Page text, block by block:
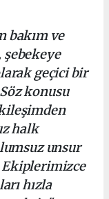
bakım ve
şebekeye
geçici bir
konusu
halk
unsur
Ekiplerimizce
hızla